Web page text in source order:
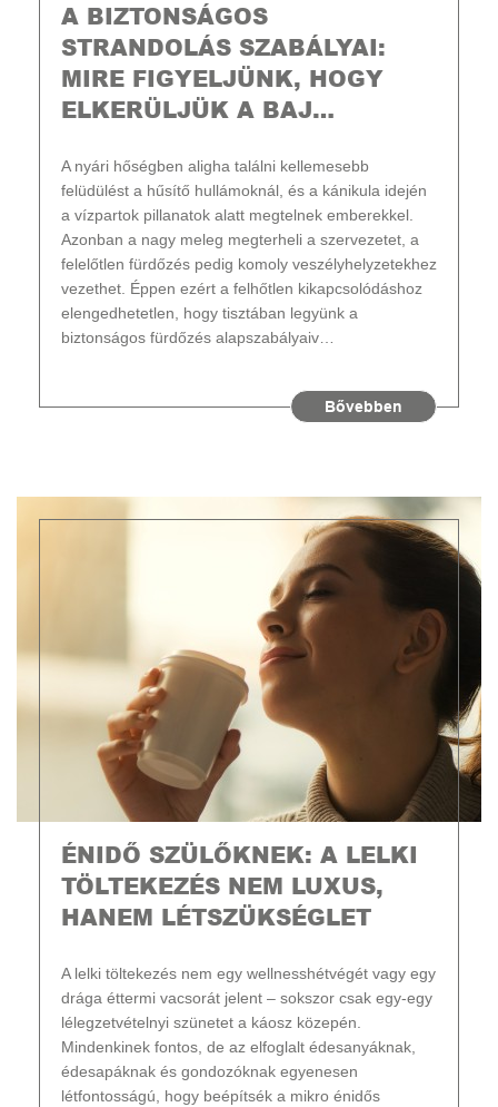
A BIZTONSÁGOS
STRANDOLÁS SZABÁLYAI:
MIRE FIGYELJÜNK, HOGY
ELKERÜLJÜK A BAJ…
A nyári hőségben aligha találni kellemesebb
felüdülést a hűsítő hullámoknál, és a kánikula idején
a vízpartok pillanatok alatt megtelnek emberekkel.
Azonban a nagy meleg megterheli a szervezetet, a
felelőtlen fürdőzés pedig komoly veszélyhelyzetekhez
vezethet. Éppen ezért a felhőtlen kikapcsolódáshoz
elengedhetetlen, hogy tisztában legyünk a
biztonságos fürdőzés alapszabályaiv…
Bővebben
ÉNIDŐ SZÜLŐKNEK: A LELKI
TÖLTEKEZÉS NEM LUXUS,
HANEM LÉTSZÜKSÉGLET
A lelki töltekezés nem egy wellnesshétvégét vagy egy
drága éttermi vacsorát jelent – sokszor csak egy-egy
lélegzetvételnyi szünetet a káosz közepén.
Mindenkinek fontos, de az elfoglalt édesanyáknak,
édesapáknak és gondozóknak egyenesen
létfontosságú, hogy beépítsék a mikro énidős